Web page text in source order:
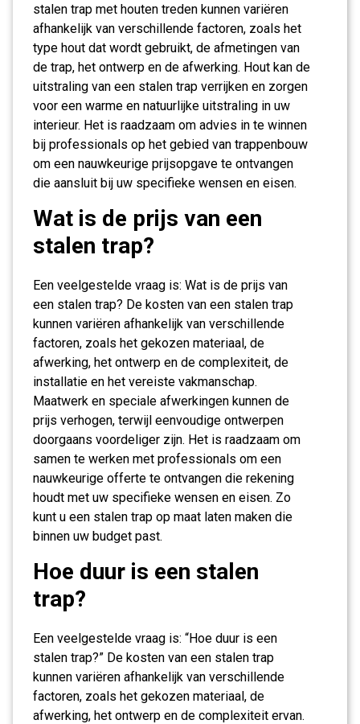
stalen trap met houten treden kunnen variëren
afhankelijk van verschillende factoren, zoals het
type hout dat wordt gebruikt, de afmetingen van
de trap, het ontwerp en de afwerking. Hout kan de
uitstraling van een stalen trap verrijken en zorgen
voor een warme en natuurlijke uitstraling in uw
interieur. Het is raadzaam om advies in te winnen
bij professionals op het gebied van trappenbouw
om een nauwkeurige prijsopgave te ontvangen
die aansluit bij uw specifieke wensen en eisen.
Wat is de prijs van een
stalen trap?
Een veelgestelde vraag is: Wat is de prijs van
een stalen trap? De kosten van een stalen trap
kunnen variëren afhankelijk van verschillende
factoren, zoals het gekozen materiaal, de
afwerking, het ontwerp en de complexiteit, de
installatie en het vereiste vakmanschap.
Maatwerk en speciale afwerkingen kunnen de
prijs verhogen, terwijl eenvoudige ontwerpen
doorgaans voordeliger zijn. Het is raadzaam om
samen te werken met professionals om een
nauwkeurige offerte te ontvangen die rekening
houdt met uw specifieke wensen en eisen. Zo
kunt u een stalen trap op maat laten maken die
binnen uw budget past.
Hoe duur is een stalen
trap?
Een veelgestelde vraag is: “Hoe duur is een
stalen trap?” De kosten van een stalen trap
kunnen variëren afhankelijk van verschillende
factoren, zoals het gekozen materiaal, de
afwerking, het ontwerp en de complexiteit ervan.